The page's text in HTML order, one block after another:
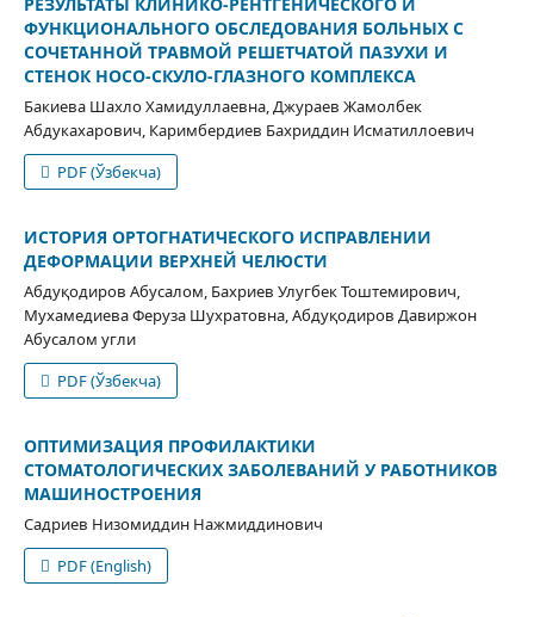
ФУНКЦИОНАЛЬНОГО ОБСЛЕДОВАНИЯ БОЛЬНЫХ С
СОЧЕТАННОЙ ТРАВМОЙ РЕШЕТЧАТОЙ ПАЗУХИ И
СТЕНОК НОСО-СКУЛО-ГЛАЗНОГО КОМПЛЕКСА
Бакиева Шахло Хамидуллаевна, Джураев Жамолбек
Абдукахарович, Каримбердиев Бахриддин Исматиллоевич
PDF (Ўзбекча)
ИСТОРИЯ ОРТОГНАТИЧЕСКОГО ИСПРАВЛЕНИИ
ДЕФОРМАЦИИ ВЕРХНЕЙ ЧЕЛЮСТИ
Абдуқодиров Абусалом, Бахриев Улугбек Тоштемирович,
Мухамедиева Феруза Шухратовна, Абдуқодиров Давиржон
Абусалом угли
PDF (Ўзбекча)
ОПТИМИЗАЦИЯ ПРОФИЛАКТИКИ
СТОМАТОЛОГИЧЕСКИХ ЗАБОЛЕВАНИЙ У РАБОТНИКОВ
МАШИНОСТРОЕНИЯ
Садриев Низомиддин Нажмиддинович
PDF (English)